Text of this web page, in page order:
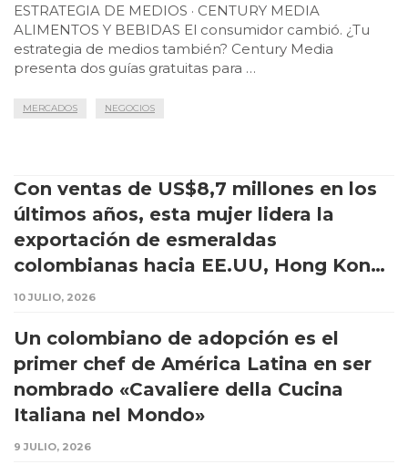
ESTRATEGIA DE MEDIOS · CENTURY MEDIA
ALIMENTOS Y BEBIDAS El consumidor cambió. ¿Tu
estrategia de medios también? Century Media
presenta dos guías gratuitas para …
MERCADOS NEGOCIOS
Con ventas de US$8,7 millones en los
últimos años, esta mujer lidera la
exportación de esmeraldas
colombianas hacia EE.UU, Hong Kong
y Tailandia
10 JULIO, 2026
Un colombiano de adopción es el
primer chef de América Latina en ser
nombrado «Cavaliere della Cucina
Italiana nel Mondo»
9 JULIO, 2026